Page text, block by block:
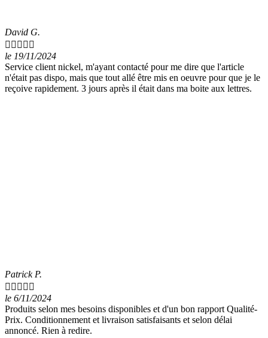
David G.
    
le 19/11/2024
Service client nickel, m'ayant contacté pour me dire que l'article
n'était pas dispo, mais que tout allé être mis en oeuvre pour que je le
reçoive rapidement. 3 jours après il était dans ma boite aux lettres.
Patrick P.
    
le 6/11/2024
Produits selon mes besoins disponibles et d'un bon rapport Qualité-
Prix. Conditionnement et livraison satisfaisants et selon délai
annoncé. Rien à redire.